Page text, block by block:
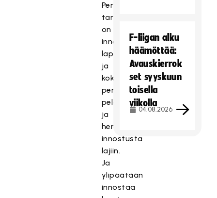
Perimmäisenä
tarkoituksena
on
innostaa
lapsia
ja
koko
perheitä
pelaamaan
ja
herättää
innostusta
lajiin.
Ja
ylipäätään
innostaa
F-liigan alku
häämöttää:
Avauskierrok
set syyskuun
toisella
viikolla
04.08.2026